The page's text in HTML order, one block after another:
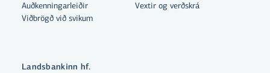
til þess að auka virkni vefsins,
greina vefnotkun og aðstoða við
Landsbankinn hf.
Auðkenningarleiðir
Viðbrögð við svikum
Vextir og verðskrá